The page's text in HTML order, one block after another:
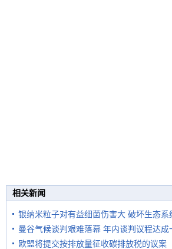
相关新闻
银纳米粒子对有益细菌伤害大 破坏生态系
曼谷气候谈判艰难落幕 年内谈判议程达成
欧盟将提交按排放量征收碳排放税的议案